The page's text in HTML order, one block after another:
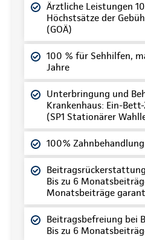
Ärztliche Leistungen
Höchstsätze der
(GOÄ)
100 % für Sehhilfen,
Jahre
Unterbringung und
Krankenhaus: Ein-
(SP1 Stationärer
100%
Bis zu 6
Monatsbeiträge
Beitragsbefreiung bei
Bis zu 6